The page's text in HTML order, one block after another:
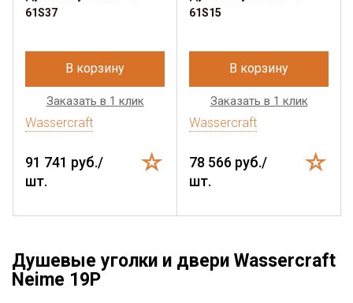
61S37
В корзину
Заказать в 1 клик
Wassercraft
91 741 руб./
шт.
61S15
В корзину
Заказать в 1 клик
Wassercraft
78 566 руб./
шт.
Душевые уголки и двери Wassercraft
Neime 19P